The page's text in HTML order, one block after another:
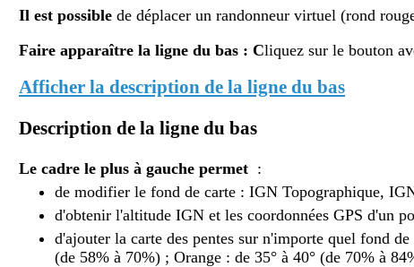
Il est possible de déplacer un randonneur virtuel (rond
Faire apparaître la ligne du bas : Cliquez sur le bouton
Afficher la description de la ligne du bas
Description de la ligne du bas
Le cadre le plus à gauche permet :
de modifier le fond de carte : IGN Topographique,
d'obtenir l'altitude IGN et les coordonnées GPS d'un
d'ajouter la carte des pentes sur n'importe quel fond
(de 58% à 70%) ; Orange : de 35° à 40° (de 70% à